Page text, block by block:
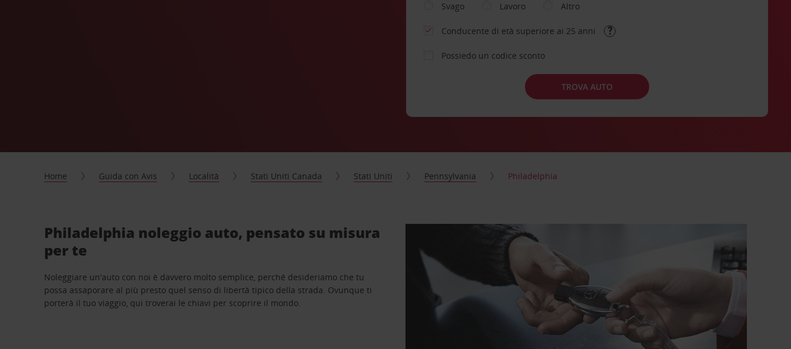
Svago
Lavoro Altro
Conducente di età superiore ai 25 anni
Possiedo un codice sconto
TROVA AUTO
Home Guida con Avis Località Stati Uniti Canada Stati Uniti Pennsylvania Philadelphia
Philadelphia noleggio auto, pensato su misura
per te
Noleggiare un'auto con noi è davvero molto semplice, perché desideriamo che tu
possa assaporare al più presto quel senso di libertà tipico della strada. Ovunque ti
porterà il tuo viaggio, qui troverai le chiavi per scoprire il mondo.